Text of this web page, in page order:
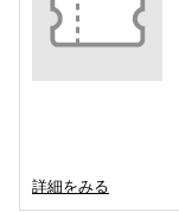
詳細をみる